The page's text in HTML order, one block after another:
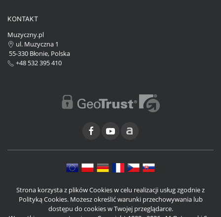
KONTAKT
Muzyczny.pl
ul. Muzyczna 1
55-330 Błonie, Polska
+48 532 395 410
Strona korzysta z plików Cookies w celu realizacji usług zgodnie z
Polityką Cookies. Możesz określić warunki przechowywania lub
dostępu do cookies w Twojej przeglądarce.